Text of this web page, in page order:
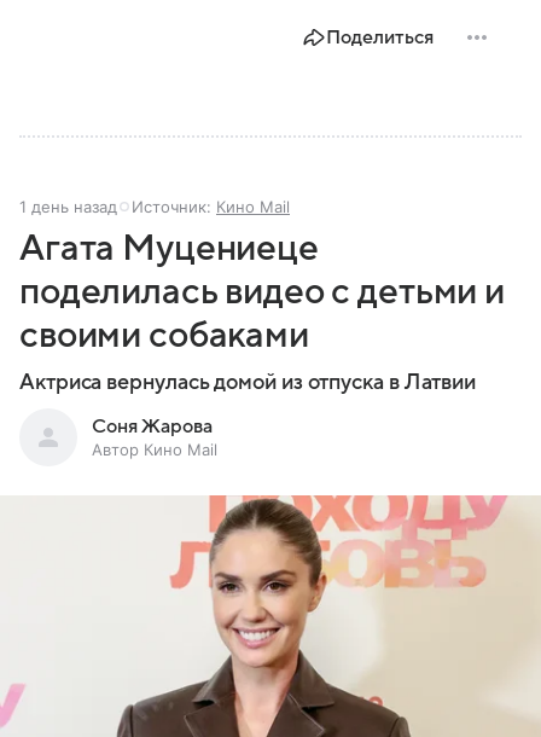
Поделиться
1 день назад Источник: Кино Mail
Агата Муцениеце
поделилась видео с детьми и
своими собаками
Актриса вернулась домой из отпуска в Латвии
Соня Жарова
Автор Кино Mail